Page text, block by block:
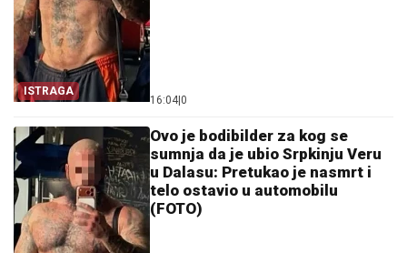
ISTRAGA
16:04 0
Ovo je bodibilder za kog se
sumnja da je ubio Srpkinju Veru
u Dalasu: Pretukao je nasmrt i
telo ostavio u automobilu
(FOTO)